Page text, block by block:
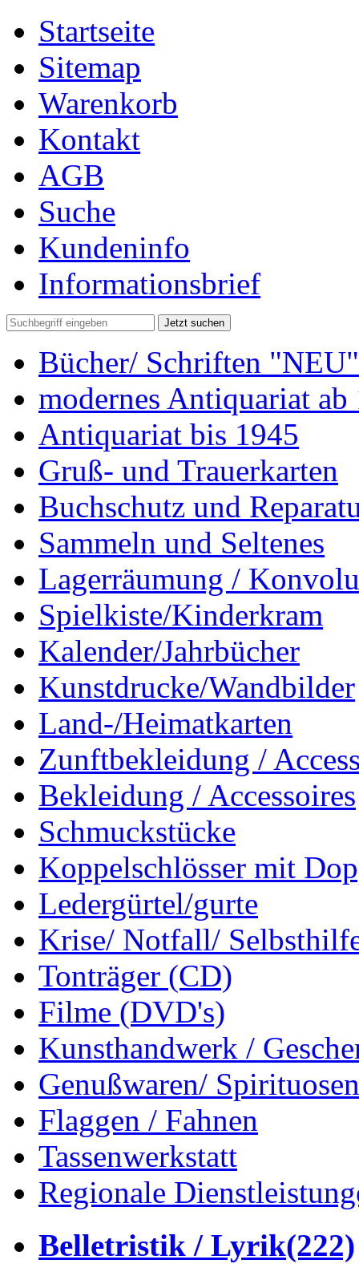
Startseite
Sitemap
Warenkorb
Kontakt
AGB
Suche
Kundeninfo
Informationsbrief
Jetzt suchen
Bücher/ Schriften "NEU"
modernes Antiquariat ab
Antiquariat bis 1945
Gruß- und Trauerkarten
Buchschutz und
Sammeln und Seltenes
Lagerräumung /
Spielkiste/Kinderkram
Kalender/Jahrbücher
Kunstdrucke/Wandbilder
Land-/Heimatkarten
Zunftbekleidung /
Bekleidung / Accessoires
Schmuckstücke
Koppelschlösser mit
Ledergürtel/gurte
Krise/ Notfall/
Tonträger (CD)
Filme (DVD's)
Kunsthandwerk /
Genußwaren/ Spirituosen
Flaggen / Fahnen
Tassenwerkstatt
Regionale
Belletristik / Lyrik(222)